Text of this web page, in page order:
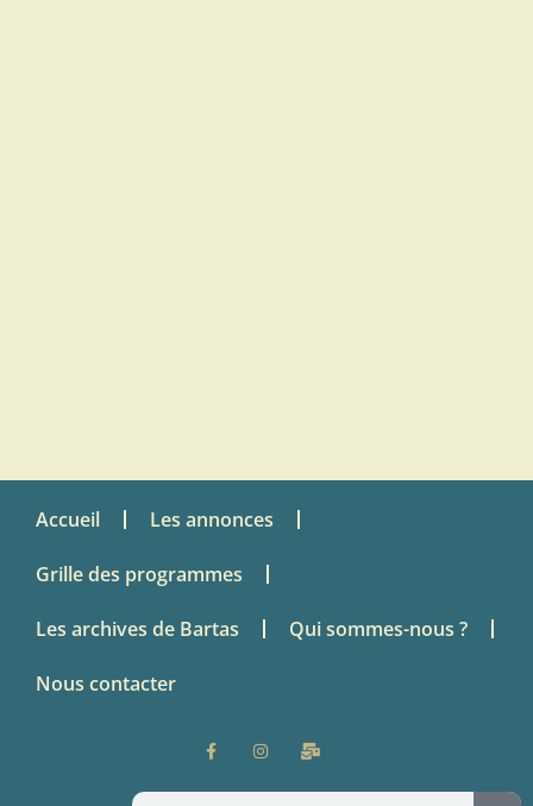
Accueil Les annonces
Grille des programmes
Les archives de Bartas Qui sommes-nous ?
Nous contacter